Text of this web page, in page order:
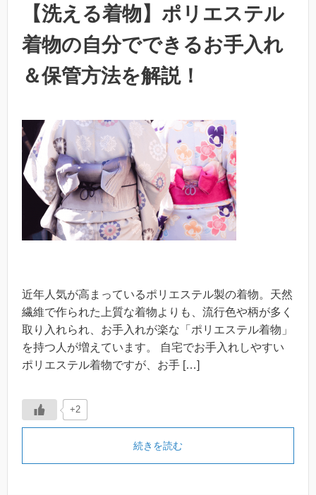
【洗える着物】ポリエステル
着物の自分でできるお手入れ
＆保管方法を解説！
近年人気が高まっているポリエステル製の着物。天然
繊維で作られた上質な着物よりも、流行色や柄が多く
取り入れられ、お手入れが楽な「ポリエステル着物」
を持つ人が増えています。 自宅でお手入れしやすい
ポリエステル着物ですが、お手 […]
+2
続きを読む